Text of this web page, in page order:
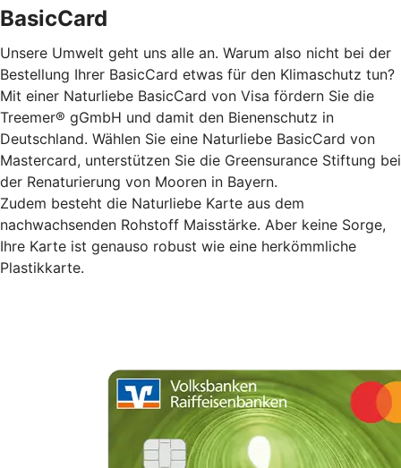
BasicCard
Unsere Umwelt geht uns alle an. Warum also nicht bei der
Bestellung Ihrer BasicCard etwas für den Klimaschutz tun?
Mit einer Naturliebe BasicCard von Visa fördern Sie die
Treemer® gGmbH und damit den Bienenschutz in
Deutschland. Wählen Sie eine Naturliebe BasicCard von
Mastercard, unterstützen Sie die Greensurance Stiftung bei
der Renaturierung von Mooren in Bayern.
Zudem besteht die Naturliebe Karte aus dem
nachwachsenden Rohstoff Maisstärke. Aber keine Sorge,
Ihre Karte ist genauso robust wie eine herkömmliche
Plastikkarte.